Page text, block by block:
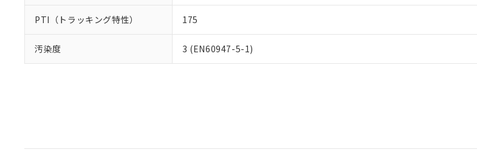
PTI（トラッキング特性） 175
汚染度 3 (EN60947-5-1)